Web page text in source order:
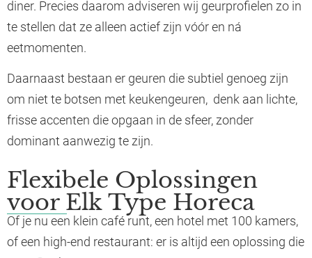
diner. Precies daarom adviseren wij geurprofielen zo in
te stellen dat ze alleen actief zijn vóór en ná
eetmomenten.
Daarnaast bestaan er geuren die subtiel genoeg zijn
om niet te botsen met keukengeuren, denk aan lichte,
frisse accenten die opgaan in de sfeer, zonder
dominant aanwezig te zijn.
Flexibele Oplossingen
voor Elk Type Horeca
Of je nu een klein café runt, een hotel met 100 kamers,
of een high-end restaurant: er is altijd een oplossing die